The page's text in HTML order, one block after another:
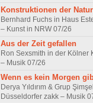
Konstruktionen der Natur
Bernhard Fuchs in Haus
– Kunst in NRW 07/26
Aus der Zeit gefallen
Ron Sexsmith in der Kölner
– Musik 07/26
Wenn es kein Morgen
Derya Yıldırım & Grup
Düsseldorfer zakk – Musik